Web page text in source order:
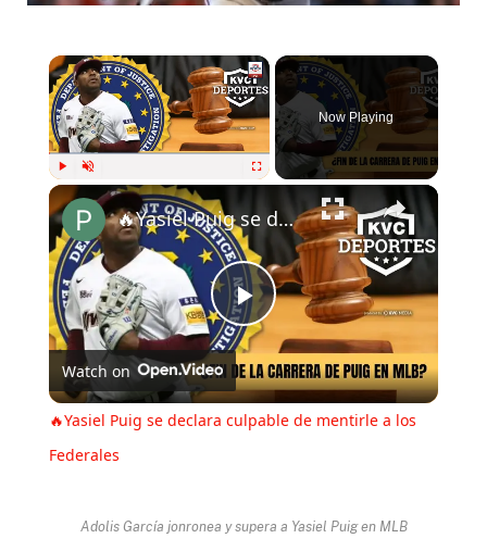
Unmute
Now Playing
Play
Video
🔥Yasiel Puig se declara culpable de mentirle a los Federales
Watch on
🔥Yasiel Puig se declara culpable de mentirle a los
Federales
Adolis García jonronea y supera a Yasiel Puig en MLB